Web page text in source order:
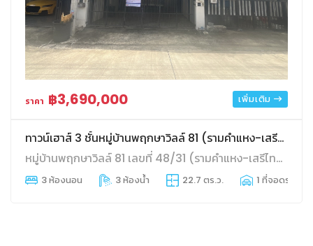
ราคา ฿3,690,000 เพิ่มเติม
ทาวน์เฮาส์ 3 ชั้นหมู่บ้านพฤกษาวิลล์ 81 (รามคำแหง-เสรีไทย)
หมู่บ้านพฤกษาวิลล์ 81 เลขที่ 48/31 (รามคำแหง-เสรีไทย)
3 ห้องนอน 3 ห้องน้ำ 22.7 ตร.ว. 1 ที่จอดรถ